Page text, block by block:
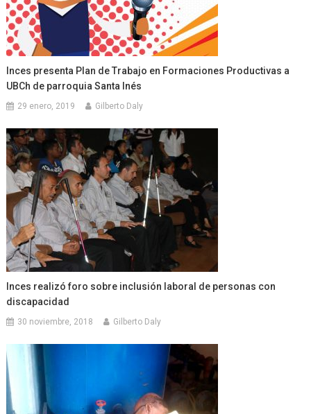
Inces presenta Plan de Trabajo en Formaciones Productivas a
UBCh de parroquia Santa Inés
29 enero, 2019 Gilberto Daly
Inces realizó foro sobre inclusión laboral de personas con
discapacidad
30 noviembre, 2018 Gilberto Daly